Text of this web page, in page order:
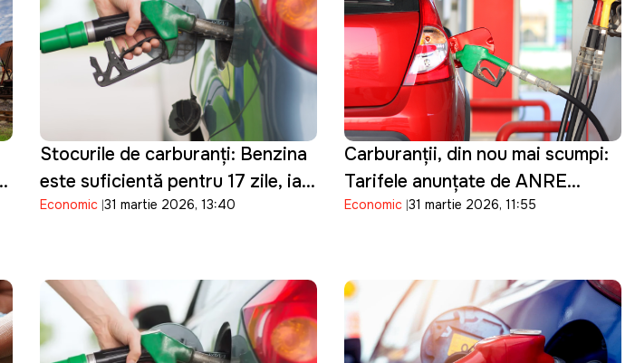
Stocurile de carburanți: Benzina
este suficientă pentru 17 zile, iar
motorina pentru șapte zile de
Economic 31 martie 2026, 13:40
Carburanții, din nou mai scumpi:
Tarifele anunţate de ANRE
pentru 1 aprilie
Economic 31 martie 2026, 11:55